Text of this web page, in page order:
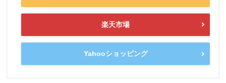
楽天市場
Yahooショッピング